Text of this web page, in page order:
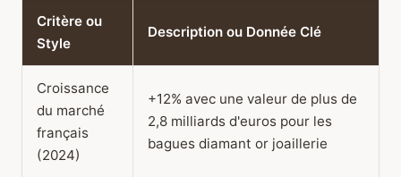
Critère ou
Style
Description ou Donnée Clé
Croissance
du marché
français
(2024)
+12% avec une valeur de plus de
2,8 milliards d'euros pour les
bagues diamant or joaillerie